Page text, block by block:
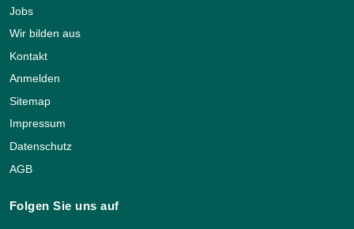
Jobs
Wir bilden aus
Kontakt
Anmelden
Sitemap
Impressum
Datenschutz
AGB
Folgen Sie uns auf